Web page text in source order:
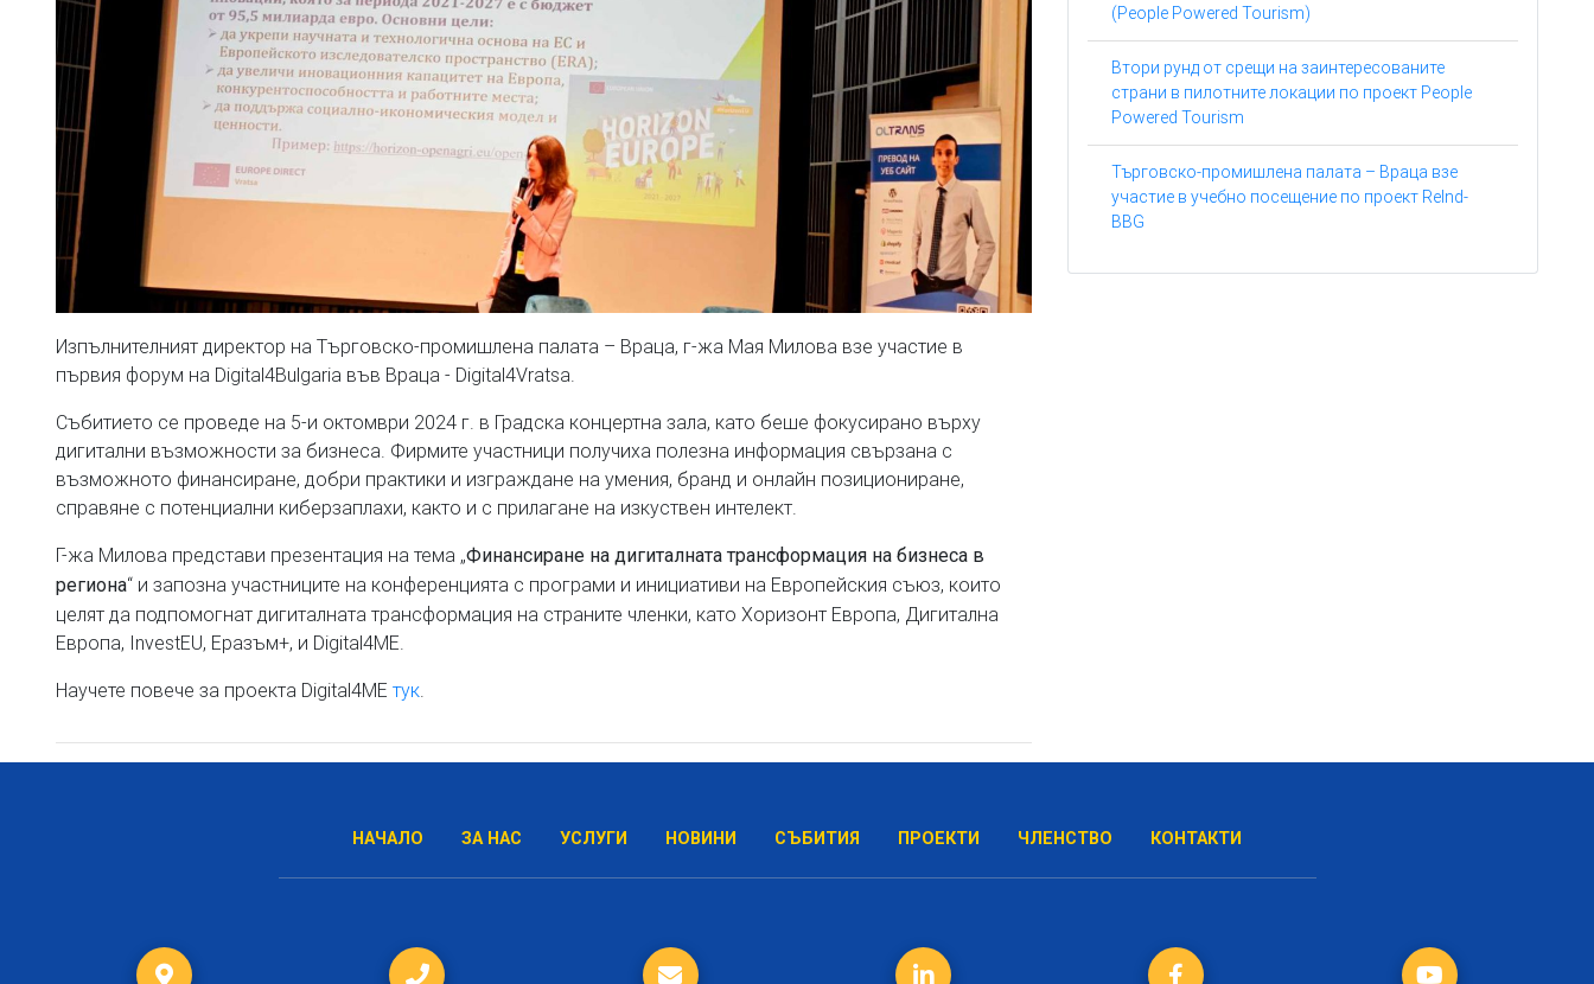
Изпълнителният директор на Търговско-промишлена палата – Враца, г-жа Мая Милова взе участие в
първия форум на Digital4Bulgaria във Враца - Digital4Vratsa.
Събитието се проведе на 5-и октомври 2024 г. в Градска концертна зала, като беше фокусирано върху
дигитални възможности за бизнеса. Фирмите участници получиха полезна информация свързана с
възможното финансиране, добри практики и изграждане на умения, бранд и онлайн позициониране,
справяне с потенциални киберзаплахи, както и с прилагане на изкуствен интелект.
Г-жа Милова представи презентация на тема „Финансиране на дигиталната трансформация на бизнеса в
региона“ и запозна участниците на конференцията с програми и инициативи на Европейския съюз, които
целят да подпомогнат дигиталната трансформация на страните членки, като Хоризонт Европа, Дигитална
Европа, InvestEU, Еразъм+, и Digital4ME.
Научете повече за проекта Digital4ME тук.
(People Powered Tourism)
Втори рунд от срещи на заинтересованите
страни в пилотните локации по проект People
Powered Tourism
Търговско-промишлена палата – Враца взе
участие в учебно посещение по проект ReInd-
BBG
НАЧАЛО ЗА НАС УСЛУГИ НОВИНИ СЪБИТИЯ ПРОЕКТИ ЧЛЕНСТВО КОНТАКТИ